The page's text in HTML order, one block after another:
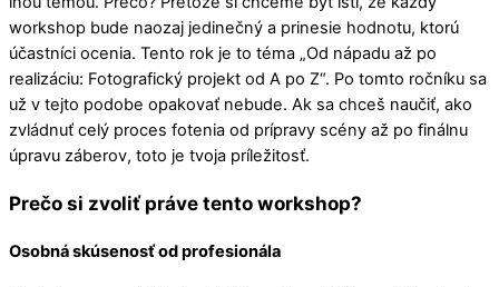
workshop bude naozaj jedinečný a prinesie hodnotu, ktorú
účastníci ocenia. Tento rok je to téma „Od nápadu až po
realizáciu: Fotografický projekt od A po Z“. Po tomto ročníku sa
už v tejto podobe opakovať nebude. Ak sa chceš naučiť, ako
zvládnuť celý proces fotenia od prípravy scény až po finálnu
úpravu záberov, toto je tvoja príležitosť.
Prečo si zvoliť práve tento workshop?
Osobná skúsenosť od profesionála